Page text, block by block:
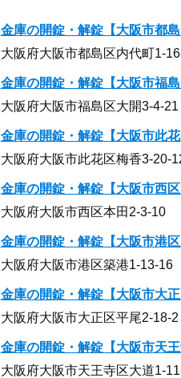
金庫の開錠・解錠【大阪市都
大阪府大阪市都島区内代町1-
金庫の開錠・解錠【大阪市福
大阪府大阪市福島区大開3-4-21
金庫の開錠・解錠【大阪市此
大阪府大阪市此花区梅香3-20-
金庫の開錠・解錠【大阪市西
大阪府大阪市西区本田2-3-10
金庫の開錠・解錠【大阪市港
大阪府大阪市港区築港1-13-16
金庫の開錠・解錠【大阪市大
大阪府大阪市大正区平尾2-18-2
金庫の開錠・解錠【大阪市天
大阪府大阪市天王寺区大道1-